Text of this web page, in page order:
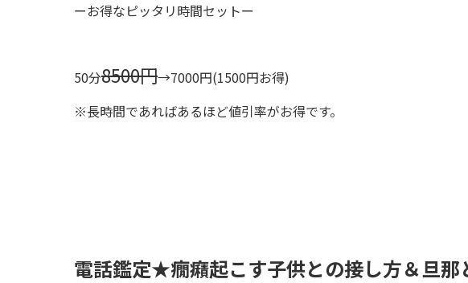
ーお得なピッタリ時間セットー
50分8500円→7000円(1500円お得)
※長時間であればあるほど値引率がお得です。
電話鑑定★癇癪起こす子供との接し方＆旦